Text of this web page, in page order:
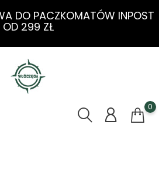
DO PACZKOMATÓW INPOST
OD 299 ZŁ
0